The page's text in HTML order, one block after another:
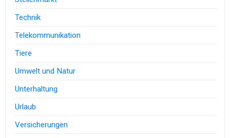
Technik
Telekommunikation
Tiere
Umwelt und Natur
Unterhaltung
Urlaub
Versicherungen